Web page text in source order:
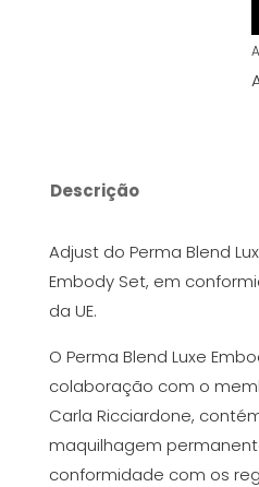
Descrição
Adjust do Perma Blend
Embody Set, em
da UE.
O Perma Blend Luxe
colaboração com o
Carla Ricciardone,
maquilhagem
conformidade com os